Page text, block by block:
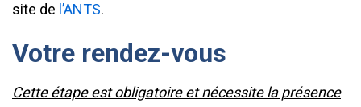
site de l’ANTS.
Votre rendez-vous
Cette étape est obligatoire et nécessite la présence